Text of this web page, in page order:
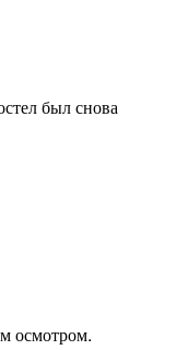
был снова
осмотром.